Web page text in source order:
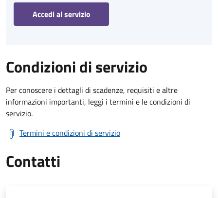
Accedi al servizio
Condizioni di servizio
Per conoscere i dettagli di scadenze, requisiti e altre
informazioni importanti, leggi i termini e le condizioni di
servizio.
Termini e condizioni di servizio
Contatti